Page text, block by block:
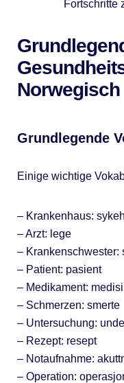
Fortschritte
Norwegisch
Grundlegende
Einige wichtige
– Krankenhaus:
– Arzt: lege
– Krankenschwester:
– Patient: pasient
– Medikament:
– Schmerzen: smerte
– Untersuchung:
– Rezept: resept
– Notaufnahme:
– Operation: